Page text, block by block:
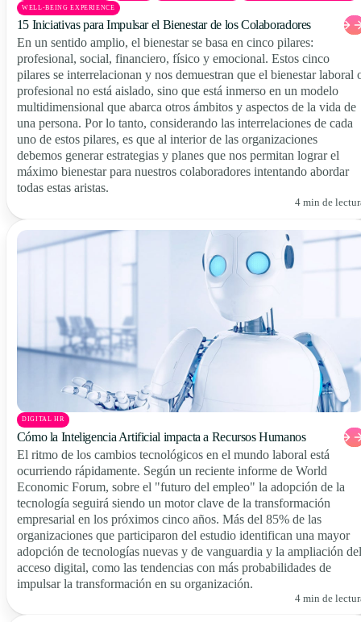
WELL-BEING EXPERIENCE
15 Iniciativas para Impulsar el Bienestar de los Colaboradores
En un sentido amplio, el bienestar se basa en cinco pilares:
profesional, social, financiero, físico y emocional. Estos cinco
pilares se interrelacionan y nos demuestran que el bienestar laboral
profesional no está aislado, sino que está inmerso en un modelo
multidimensional que abarca otros ámbitos y aspectos de la vida de
una persona. Por lo tanto, considerando las interrelaciones de cada
uno de estos pilares, es que al interior de las organizaciones
debemos generar estrategias y planes que nos permitan lograr el
máximo bienestar para nuestros colaboradores intentando abordar
todas estas aristas.
4 min de
DIGITAL HR
Cómo la Inteligencia Artificial impacta a Recursos Humanos
El ritmo de los cambios tecnológicos en el mundo laboral está
ocurriendo rápidamente. Según un reciente informe de World
Economic Forum, sobre el "futuro del empleo" la adopción de la
tecnología seguirá siendo un motor clave de la transformación
empresarial en los próximos cinco años. Más del 85% de las
organizaciones que participaron del estudio identifican una mayor
adopción de tecnologías nuevas y de vanguardia y la ampliación del
acceso digital, como las tendencias con más probabilidades de
impulsar la transformación en su organización.
4 min de